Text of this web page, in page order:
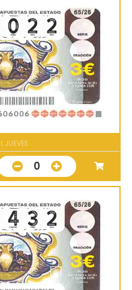
JUEVES
0